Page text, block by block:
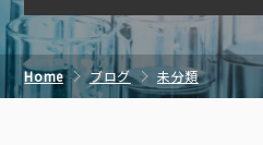
Home ブログ 未分類